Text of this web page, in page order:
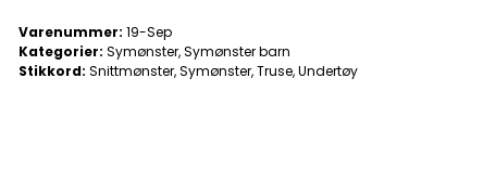
Varenummer: 19-Sep
Kategorier: Symønster,Symønster barn
Stikkord: Snittmønster,Symønster,Truse,Undertøy